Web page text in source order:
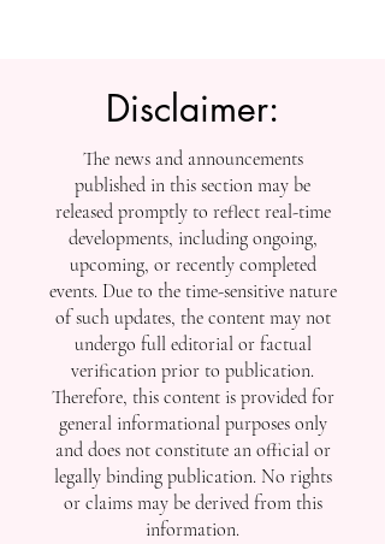
Disclaimer:
The news and announcements
published in this section may be
released promptly to reflect real-time
developments, including ongoing,
upcoming, or recently completed
events. Due to the time-sensitive nature
of such updates, the content may not
undergo full editorial or factual
verification prior to publication.
Therefore, this content is provided for
general informational purposes only
and does not constitute an official or
legally binding publication. No rights
or claims may be derived from this
information.